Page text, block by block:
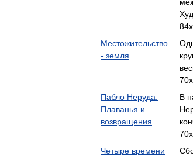
Местожительство
- земля
Пабло Неруда.
Плаванья и
возвращения
В
Четыре времени